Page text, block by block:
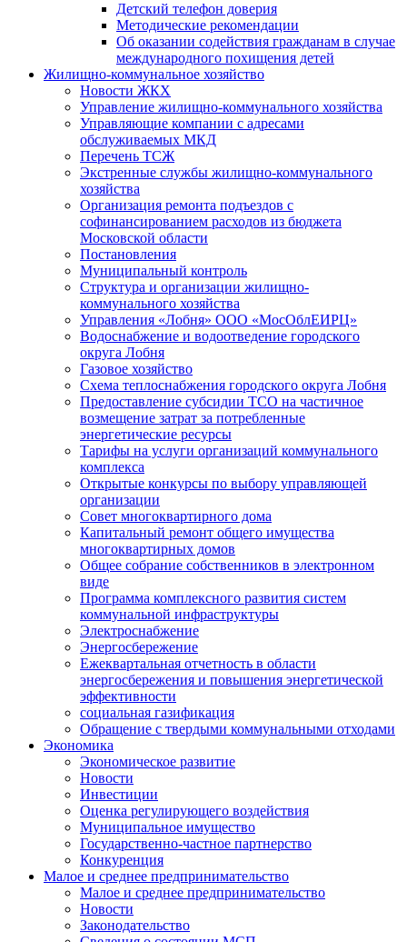
Детский телефон доверия
Методические рекомендации
Об оказании содействия гражданам в случае
международного похищения детей
Жилищно-коммунальное хозяйство
Новости ЖКХ
Управление жилищно-коммунального хозяйства
Управляющие компании с адресами
обслуживаемых МКД
Перечень ТСЖ
Экстренные службы жилищно-коммунального
хозяйства
Организация ремонта подъездов с
софинансированием расходов из бюджета
Московской области
Постановления
Муниципальный контроль
Структура и организации жилищно-
коммунального хозяйства
Управления «Лобня» ООО «МосОблЕИРЦ»
Водоснабжение и водоотведение городского
округа Лобня
Газовое хозяйство
Схема теплоснабжения городского округа Лобня
Предоставление субсидии ТСО на частичное
возмещение затрат за потребленные
энергетические ресурсы
Тарифы на услуги организаций коммунального
комплекса
Открытые конкурсы по выбору управляющей
организации
Совет многоквартирного дома
Капитальный ремонт общего имущества
многоквартирных домов
Общее собрание собственников в электронном
виде
Программа комплексного развития систем
коммунальной инфраструктуры
Электроснабжение
Энергосбережение
Ежеквартальная отчетность в области
энергосбережения и повышения энергетической
эффективности
социальная газификация
Обращение с твердыми коммунальными отходами
Экономика
Экономическое развитие
Новости
Инвестиции
Оценка регулирующего воздействия
Муниципальное имущество
Государственно-частное партнерство
Конкуренция
Малое и среднее предпринимательство
Малое и среднее предпринимательство
Новости
Законодательство